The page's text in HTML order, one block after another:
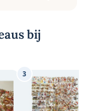
bij
3